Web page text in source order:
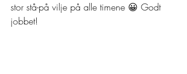
stor stå-på vilje på alle timene 😀 Godt
jobbet!